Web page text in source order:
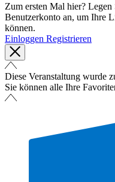
Zum ersten Mal hier?
Benutzerkonto an, um Ihre
können.
Einloggen Registrieren
Diese Veranstaltung wurde
Sie können alle Ihre